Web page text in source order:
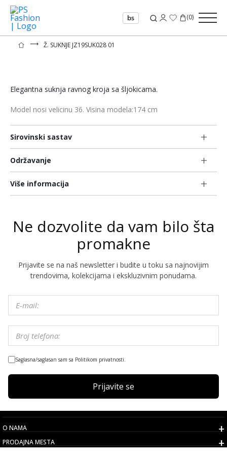
bs (0)
⟶ Ž. SUKNJE JZ19SUK028 01
Elegantna suknja ravnog kroja sa šljokicama.
Model nosi velicinu 36. Visina modela:174 cm
Sirovinski sastav
Održavanje
Više informacija
Ne dozvolite da vam bilo šta
promakne
Prijavite se na naš newsletter i budite u toku sa najnovijim
trendovima, kolekcijama i ekskluzivnim ponudama.
Saglasna/saglasan sam sa Politikom privatnosti.
Prijavite se
O NAMA
PRODAJNA MESTA